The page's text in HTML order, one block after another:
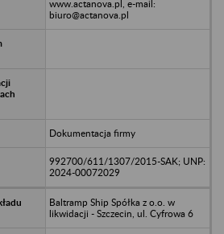
www.actanova.pl, e-mail:
biuro@actanova.pl
Dokumentacja firmy
992700/611/1307/2015-SAK; UNP:
2024-00072029
Baltramp Ship Spółka z o.o. w
likwidacji - Szczecin, ul. Cyfrowa 6